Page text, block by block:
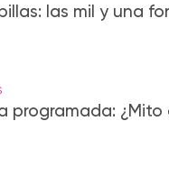
las mil y una
programada: ¿Mito